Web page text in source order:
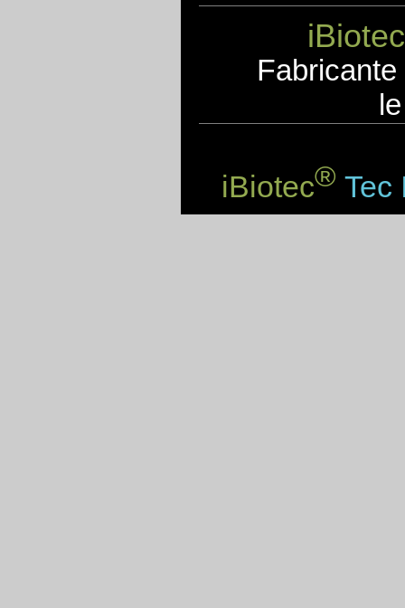
iBiotec
F
iBiotec® Tec